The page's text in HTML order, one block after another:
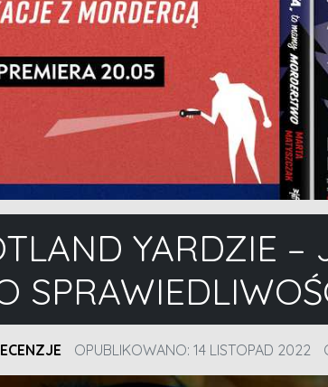
YARDZIE –
OPUBLIKOWANO: 14 LISTOPAD 2022